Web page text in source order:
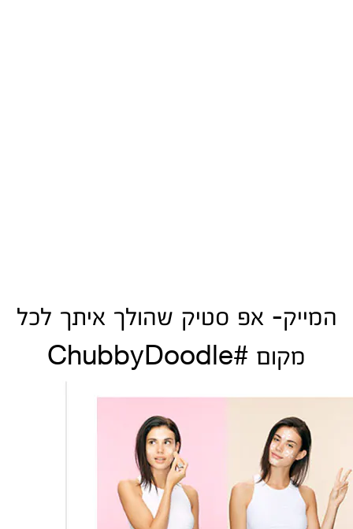
המייק- אפ סטיק שהולך איתך לכל
מקום #ChubbyDoodle